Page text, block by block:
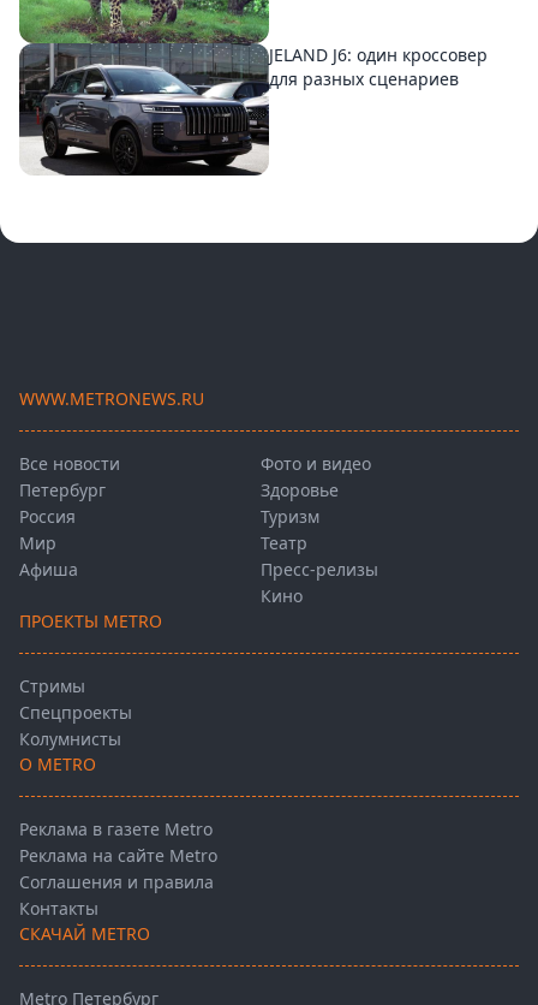
JELAND J6: один кроссовер
для разных сценариев
WWW.METRONEWS.RU
Все новости
Петербург
Россия
Мир
Афиша
Фото и видео
Здоровье
Туризм
Театр
Пресс-релизы
Кино
ПРОЕКТЫ METRO
Стримы
Спецпроекты
Колумнисты
О METRO
Реклама в газете Metro
Реклама на сайте Metro
Соглашения и правила
Контакты
СКАЧАЙ METRO
Metro Петербург